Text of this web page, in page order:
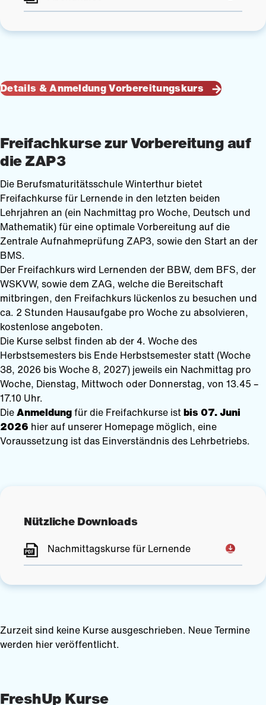
Details & Anmeldung Vorbereitungskurs
Freifachkurse zur Vorbereitung auf
die ZAP3
Die Berufsmaturitätsschule Winterthur bietet
Freifachkurse für Lernende in den letzten beiden
Lehrjahren an (ein Nachmittag pro Woche, Deutsch und
Mathematik) für eine optimale Vorbereitung auf die
Zentrale Aufnahmeprüfung ZAP3, sowie den Start an der
BMS.
Der Freifachkurs wird Lernenden der BBW, dem BFS, der
WSKVW, sowie dem ZAG, welche die Bereitschaft
mitbringen, den Freifachkurs lückenlos zu besuchen und
ca. 2 Stunden Hausaufgabe pro Woche zu absolvieren,
kostenlose angeboten.
Die Kurse selbst finden ab der 4. Woche des
Herbstsemesters bis Ende Herbstsemester statt (Woche
38, 2026 bis Woche 8, 2027) jeweils ein Nachmittag pro
Woche, Dienstag, Mittwoch oder Donnerstag, von 13.45 –
17.10 Uhr.
DieAnmeldungfür die Freifachkurse istbis 07. Juni
2026 hier auf unserer Homepage möglich, eine
Voraussetzung ist das Einverständnis des Lehrbetriebs.
Nützliche Downloads
Nachmittagskurse für Lernende
Zurzeit sind keine Kurse ausgeschrieben. Neue Termine
werden hier veröffentlicht.
FreshUp Kurse